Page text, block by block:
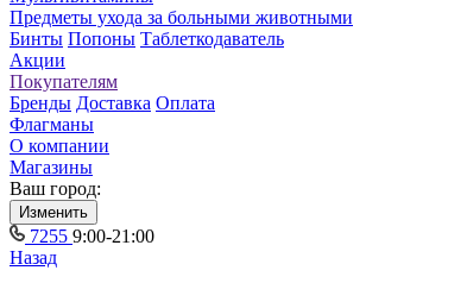
Предметы ухода за больными животными
Бинты Попоны Таблеткодаватель
Акции
Покупателям
Бренды Доставка Оплата
Флагманы
О компании
Магазины
Ваш город:
Изменить
7255 9:00-21:00
Назад